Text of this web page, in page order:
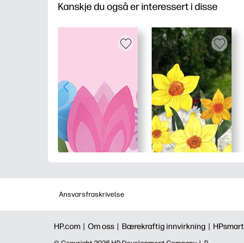
Kanskje du også er interessert i disse
Ansvarsfraskrivelse
HP.com | Om oss | Bærekraftig innvirkning |